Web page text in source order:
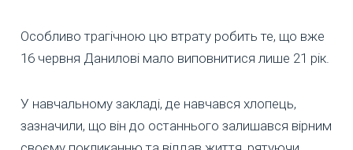
Особливо трагічною цю втрату робить те, що вже
16 червня Данилові мало виповнитися лише 21 рік.
У навчальному закладі, де навчався хлопець,
зазначили, що він до останнього залишався вірним